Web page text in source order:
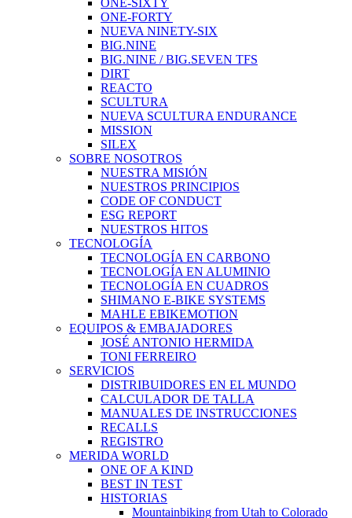
ONE-SIXTY
ONE-FORTY
NUEVA NINETY-SIX
BIG.NINE
BIG.NINE / BIG.SEVEN TFS
DIRT
REACTO
SCULTURA
NUEVA SCULTURA ENDURANCE
MISSION
SILEX
SOBRE NOSOTROS
NUESTRA MISIÓN
NUESTROS PRINCIPIOS
CODE OF CONDUCT
ESG REPORT
NUESTROS HITOS
TECNOLOGÍA
TECNOLOGÍA EN CARBONO
TECNOLOGÍA EN ALUMINIO
TECNOLOGÍA EN CUADROS
SHIMANO E-BIKE SYSTEMS
MAHLE EBIKEMOTION
EQUIPOS & EMBAJADORES
JOSÉ ANTONIO HERMIDA
TONI FERREIRO
SERVICIOS
DISTRIBUIDORES EN EL MUNDO
CALCULADOR DE TALLA
MANUALES DE INSTRUCCIONES
RECALLS
REGISTRO
MERIDA WORLD
ONE OF A KIND
BEST IN TEST
HISTORIAS
Mountainbiking from Utah to Colorado